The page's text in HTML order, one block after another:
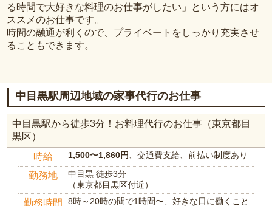
る時間で大好きな料理のお仕事がしたい」という方にはオ
ススメのお仕事です。
時間の融通が利くので、プライベートをしっかり充実させ
ることもできます。
中目黒駅周辺地域の家事代行のお仕事
中目黒駅から徒歩3分！お料理代行のお仕事（東京都目
黒区）
時給 1,500〜1,860円、交通費支給、前払い制度あり
勤務地
中目黒 徒歩3分
（東京都目黒区付近）
勤務時間 8時～20時の間で1時間〜、好きな日に働くこと